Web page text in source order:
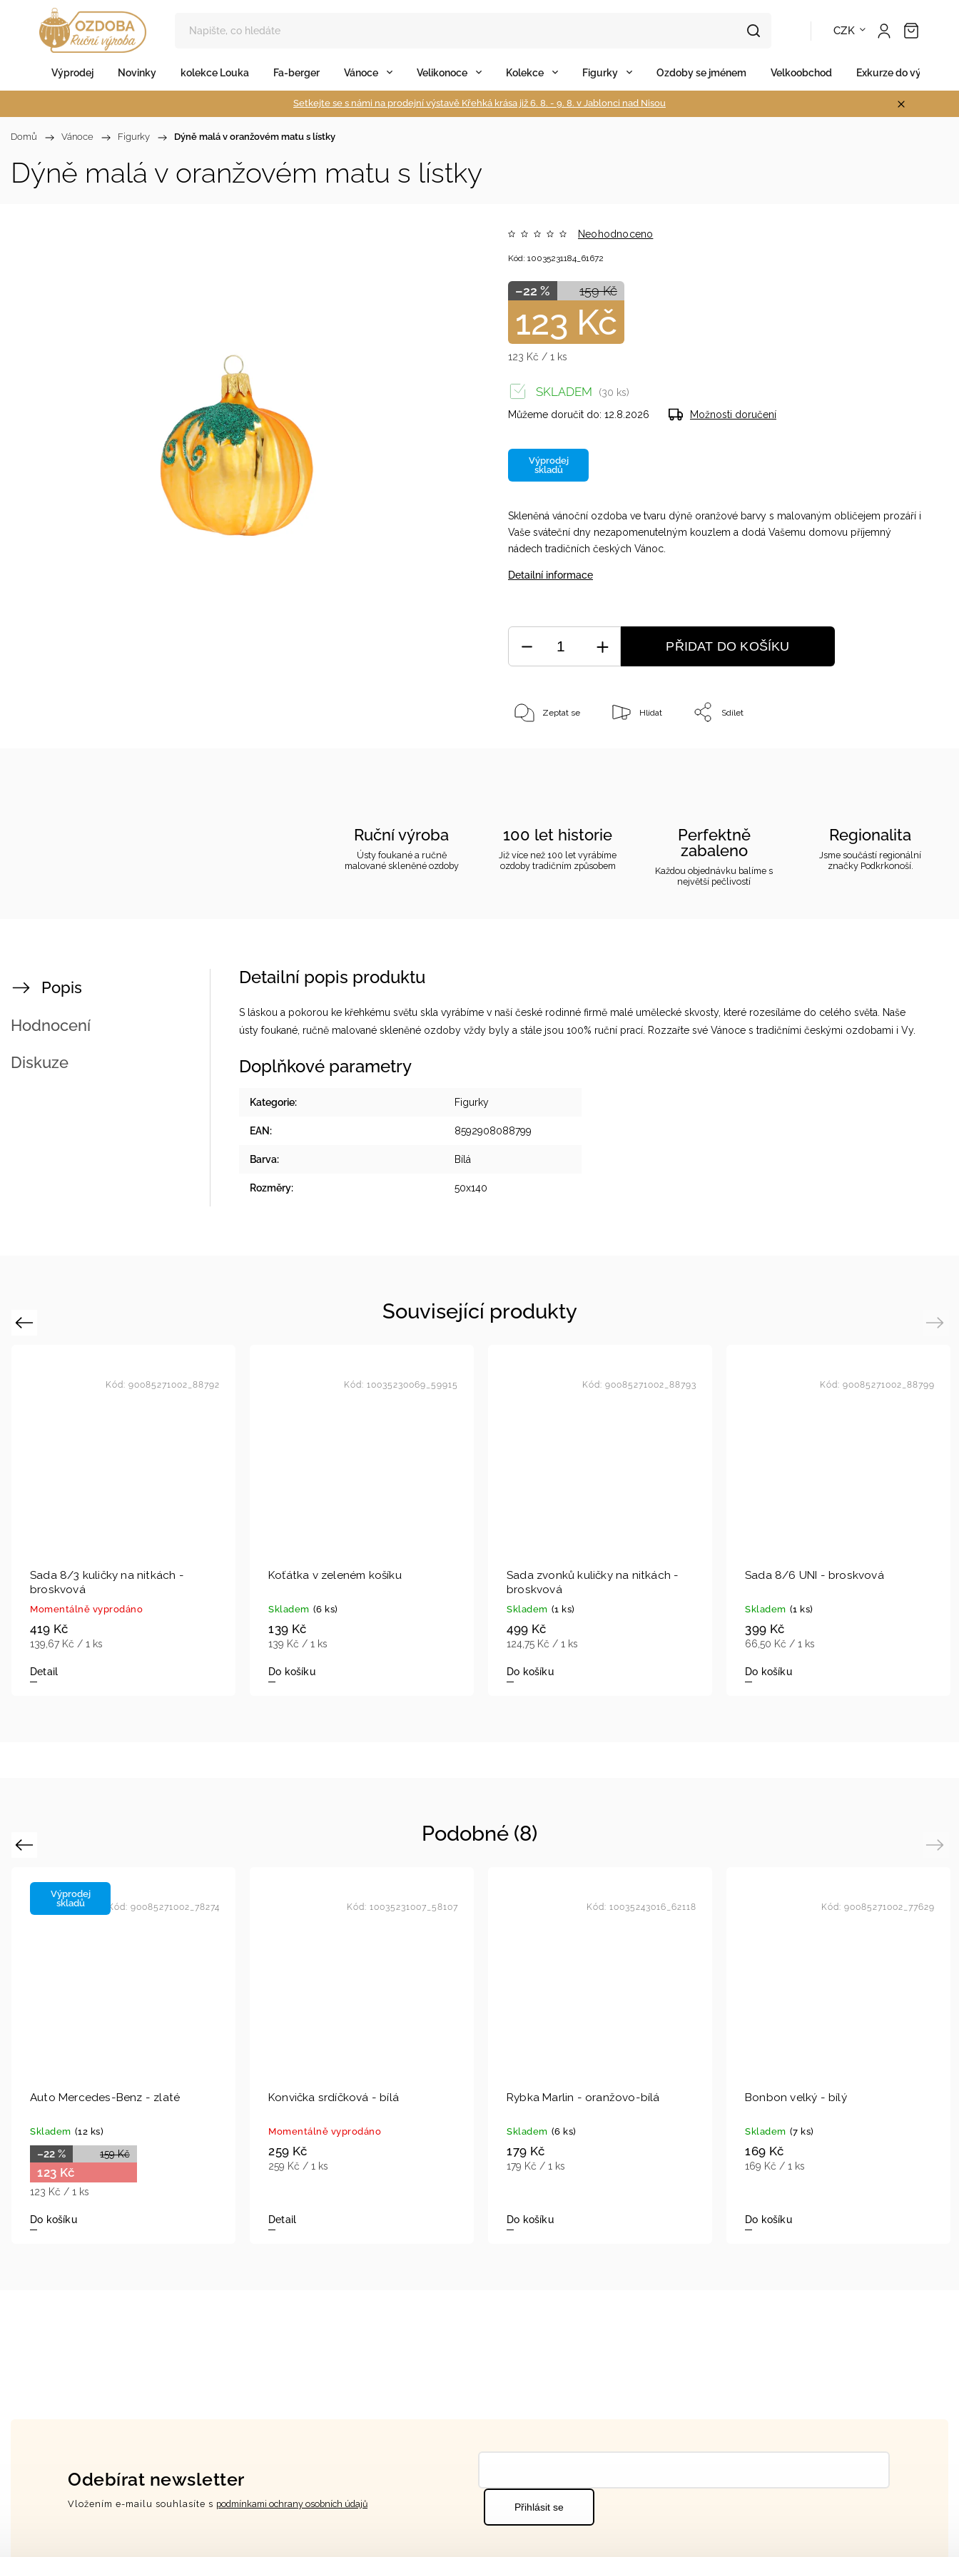
CZK
Výprodej Novinky kolekce Louka Fa-berger Vánoce Velikonoce Kolekce Figurky Ozdoby se jménem Velkoobchod Exkurze do výroby
Setkejte se s námi na prodejní výstavě Křehká krása již 6. 8. - 9. 8. v Jablonci nad Nisou
Domů / Vánoce / Figurky / Dýně malá v oranžovém matu s lístky
Dýně malá v oranžovém matu s lístky
Neohodnoceno
159 Kč
–22 %
123 Kč / 1 ks
123 Kč
Kód: 10035231184_61672
Výprodej
skladů
Skleněná vánoční ozdoba ve tvaru dýně oranžové barvy s malovaným obličejem prozáří i
Vaše sváteční dny nezapomenutelným kouzlem a dodá Vašemu domovu příjemný
nádech tradičních českých Vánoc.
Detailní informace
SKLADEM
(30 ks)
Můžeme doručit do: 12.8.2026 Možnosti doručení
PŘIDAT DO KOŠÍKU
Zeptat se Hlídat Sdílet
Ruční výroba
Ústy foukané a ručně
malované skleněné ozdoby
100 let historie
Již více než 100 let vyrábíme
ozdoby tradičním způsobem
Perfektně
zabaleno
Každou objednávku balíme s
největší pečlivostí
Regionalita
Jsme součástí regionální
značky Podkrkonoší.
Popis
Hodnocení
Diskuze
Detailní popis produktu
S láskou a pokorou ke křehkému světu skla vyrábíme v naší české rodinné firmě malé umělecké skvosty, které rozesíláme do celého světa. Naše
ústy foukané, ručně malované skleněné ozdoby vždy byly a stále jsou 100% ruční prací. Rozzařte své Vánoce s tradičními českými ozdobami i Vy.
Doplňkové parametry
Kategorie: Figurky
EAN : 8592908088799
Barva: Bílá
Rozměry: 50x140
Související produkty
Previous
Sada 8/3 kuličky na nitkách -
broskvová
Momentálně vyprodáno
419 Kč
139,67 Kč / 1 ks
Detail
Kód: 90085271002_88792
Koťátka v zeleném košíku
Skladem (6 ks)
139 Kč
139 Kč / 1 ks
Do košíku
Kód: 10035230069_59915
Sada zvonků kuličky na nitkách -
broskvová
Skladem (1 ks)
499 Kč
124,75 Kč / 1 ks
Do košíku
Kód: 90085271002_88793
Sada 8/6 UNI - broskvová
Skladem (1 ks)
399 Kč
66,50 Kč / 1 ks
Do košíku
Kód: 90085271002_88799
Next
Podobné (8)
Previous
Výprodej
skladů
Auto Mercedes-Benz - zlaté
Skladem (12 ks)
159 Kč
–22 %
123 Kč
123 Kč / 1 ks
Do košíku
Kód: 90085271002_78274
Konvička srdíčková - bílá
Momentálně vyprodáno
259 Kč
259 Kč / 1 ks
Detail
Kód: 10035231007_58107
Rybka Marlin - oranžovo-bílá
Skladem (6 ks)
179 Kč
179 Kč / 1 ks
Do košíku
Kód: 10035243016_62118
Bonbon velký - bílý
Skladem (7 ks)
169 Kč
169 Kč / 1 ks
Do košíku
Kód: 90085271002_77629
Next
Odebírat newsletter
Vložením e-mailu souhlasíte s podmínkami ochrany osobních údajů Přihlásit se